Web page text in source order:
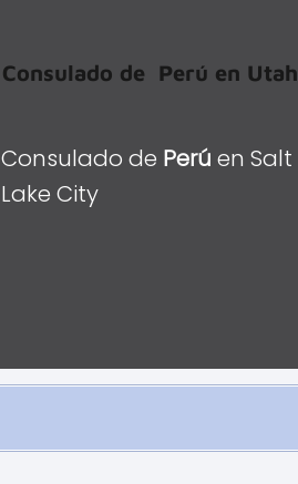
Consulado de Perú en Utah
Consulado de Perú en Salt
Lake City